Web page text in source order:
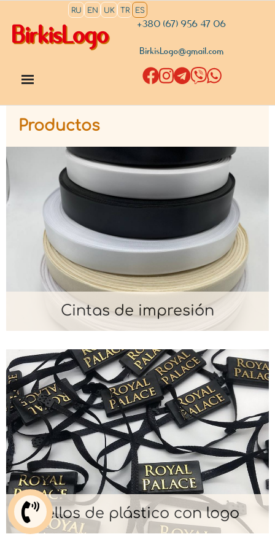
BirkisLogo
RU EN UK TR ES
+380 (67) 956 47 06
BirkisLogo@gmail.com
Productos
Cintas de impresión
Sellos de plástico con logo